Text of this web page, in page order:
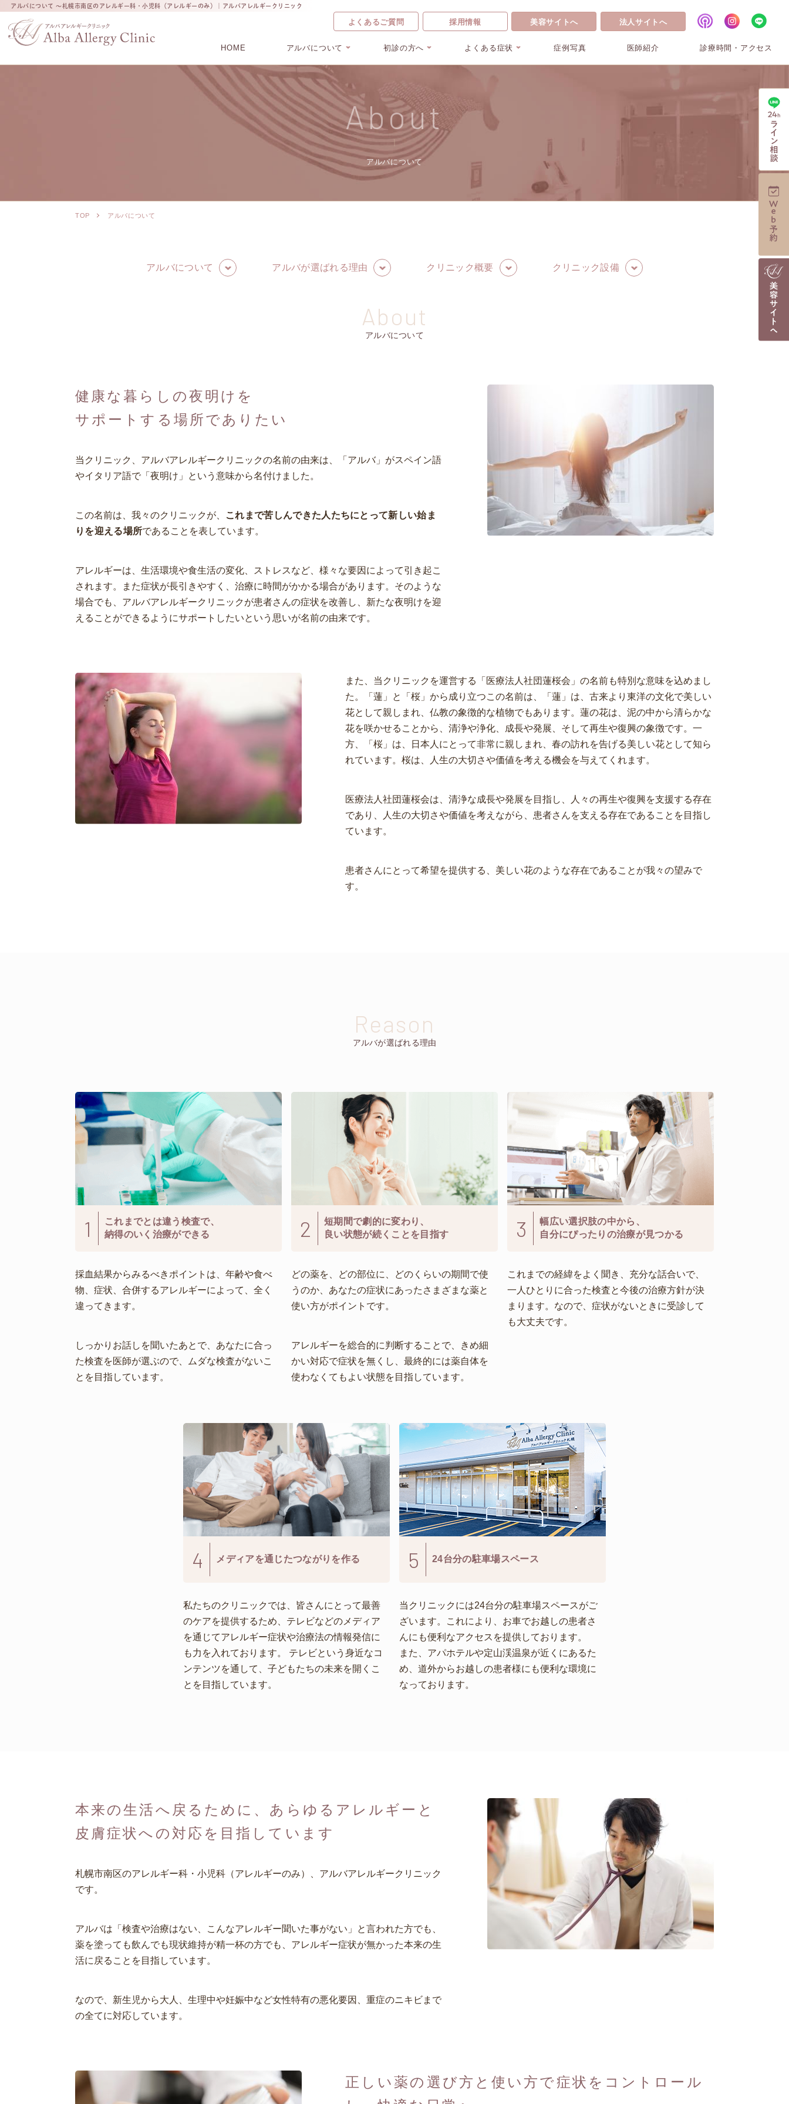
アルバについて ～札幌市南区のアレルギー科・小児科（アレルギーのみ）｜アルバアレルギークリニック
よくあるご質問 採用情報 美容サイトへ 法人サイトへ
HOME アルバについて 初診の方へ よくある症状 症例写真 医師紹介 診療時間・アクセス
About
アルバについて
TOP アルバについて
アルバについて アルバが選ばれる理由 クリニック概要 クリニック設備
About
アルバについて
健康な暮らしの夜明けを
サポートする場所でありたい
当クリニック、アルバアレルギークリニックの名前の由来は、「アルバ」がスペイン語
やイタリア語で「夜明け」という意味から名付けました。
この名前は、我々のクリニックが、
これまで苦しんできた人たちにとって新しい始ま
りを迎える場所であることを表しています。
アレルギーは、生活環境や食生活の変化、ストレスなど、様々な要因によって引き起こ
されます。また症状が長引きやすく、治療に時間がかかる場合があります。そのような
場合でも、アルバアレルギークリニックが患者さんの症状を改善し、新たな夜明けを迎
えることができるようにサポートしたいという思いが名前の由来です。
また、当クリニックを運営する「医療法人社団蓮桜会」の名前も特別な意味を込めまし
た。「蓮」と「桜」から成り立つこの名前は、「蓮」は、古来より東洋の文化で美しい
花として親しまれ、仏教の象徴的な植物でもあります。蓮の花は、泥の中から清らかな
花を咲かせることから、清浄や浄化、成長や発展、そして再生や復興の象徴です。一
方、「桜」は、日本人にとって非常に親しまれ、春の訪れを告げる美しい花として知ら
れています。桜は、人生の大切さや価値を考える機会を与えてくれます。
医療法人社団蓮桜会は、清浄な成長や発展を目指し、人々の再生や復興を支援する存在
であり、人生の大切さや価値を考えながら、患者さんを支える存在であることを目指し
ています。
患者さんにとって希望を提供する、美しい花のような存在であることが我々の望みで
す。
Reason
アルバが選ばれる理由
1
これまでとは違う検査で、
納得のいく治療ができる
採血結果からみるべきポイントは、年齢や食べ
物、症状、合併するアレルギーによって、全く
違ってきます。
しっかりお話しを聞いたあとで、あなたに合っ
た検査を医師が選ぶので、ムダな検査がないこ
とを目指しています。
2
短期間で劇的に変わり、
良い状態が続くことを目指す
どの薬を、どの部位に、どのくらいの期間で使
うのか、あなたの症状にあったさまざまな薬と
使い方がポイントです。
アレルギーを総合的に判断することで、きめ細
かい対応で症状を無くし、最終的には薬自体を
使わなくてもよい状態を目指しています。
3
幅広い選択肢の中から、
自分にぴったりの治療が見つかる
これまでの経緯をよく聞き、充分な話合いで、
一人ひとりに合った検査と今後の治療方針が決
まります。なので、症状がないときに受診して
も大丈夫です。
4 メディアを通じたつながりを作る
私たちのクリニックでは、皆さんにとって最善
のケアを提供するため、テレビなどのメディア
を通じてアレルギー症状や治療法の情報発信に
も力を入れております。 テレビという身近なコ
ンテンツを通して、子どもたちの未来を開くこ
とを目指しています。
5 24台分の駐車場スペース
当クリニックには24台分の駐車場スペースがご
ざいます。これにより、お車でお越しの患者さ
んにも便利なアクセスを提供しております。
また、アパホテルや定山渓温泉が近くにあるた
め、道外からお越しの患者様にも便利な環境に
なっております。
本来の生活へ戻るために、あらゆるアレルギーと
皮膚症状への対応を目指しています
札幌市南区のアレルギー科・小児科（アレルギーのみ）、アルバアレルギークリニック
です。
アルバは「検査や治療はない、こんなアレルギー聞いた事がない」と言われた方でも、
薬を塗っても飲んでも現状維持が精一杯の方でも、アレルギー症状が無かった本来の生
活に戻ることを目指しています。
なので、新生児から大人、生理中や妊娠中など女性特有の悪化要因、重症のニキビまで
の全てに対応しています。
正しい薬の選び方と使い方で症状をコントロール